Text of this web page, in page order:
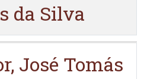
da Silva
José Tomás